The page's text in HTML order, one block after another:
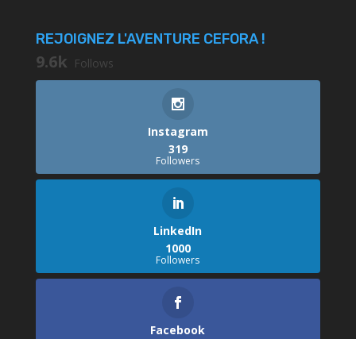
REJOIGNEZ L'AVENTURE CEFORA !
9.6k Follows
Instagram
319
Followers
LinkedIn
1000
Followers
Facebook